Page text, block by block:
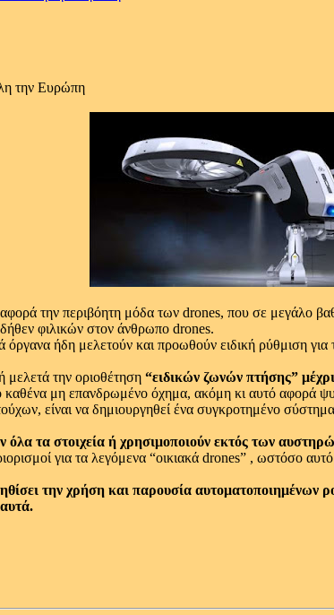
την Ευρώπη
αφορά την περιβόητη μόδα των drones, που σε
φιλικών στον άνθρωπο drones.
ήδη μελετούν και προωθούν ειδική ρύθμιση
μελετά την οριοθέτηση “ειδικών ζωνών πτήσης”
μη επανδρωμένο όχημα, ακόμη κι αυτό αφορά
είναι να δημιουργηθεί ένα συγκροτημένο
τα στοιχεία ή χρησιμοποιούν εκτός των
για τα λεγόμενα “οικιακά drones” , ωστόσο
την χρήση και παρουσία